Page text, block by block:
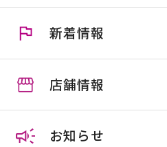
クーポン
住マイル応援隊
施工協力業者様募集
スマイルカウンター
新着情報
すべて
全店舗
店舗限定
店舗情報
ホームセンター
お知らせ